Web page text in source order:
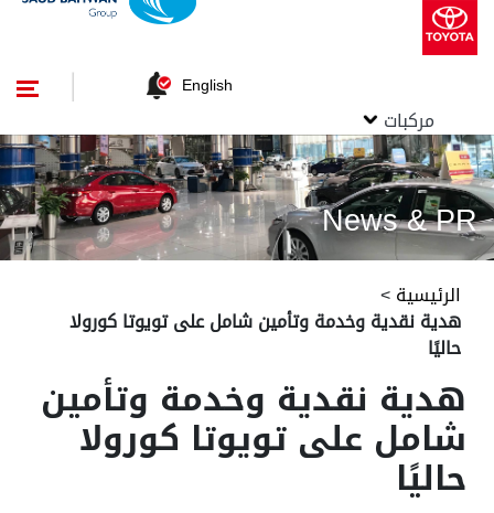
مركبات
English
News & PR
الرئيسية>
هدية نقدية وخدمة وتأمين شامل على تويوتا كورولا
حاليًا
هدية نقدية وخدمة وتأمين
شامل على تويوتا كورولا
حاليًا